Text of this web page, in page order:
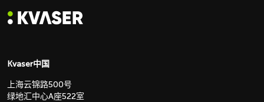
Kvaser中国
上海云锦路500号
绿地汇中心A座522室